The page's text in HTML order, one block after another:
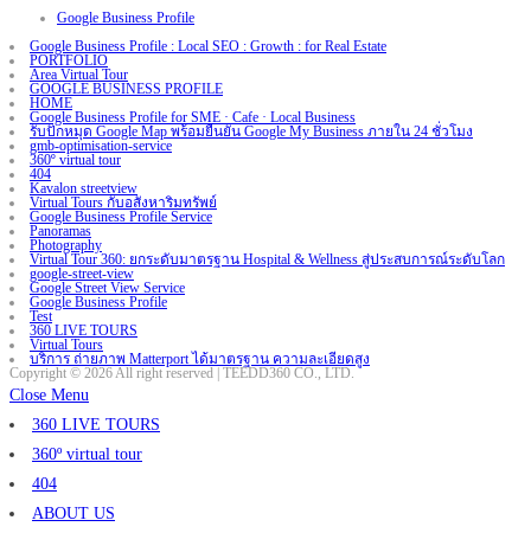
Google Business Profile
Google Business Profile : Local SEO : Growth : for Real Estate
PORTFOLIO
Area Virtual Tour
GOOGLE BUSINESS PROFILE
HOME
Google Business Profile for SME · Cafe · Local Business
รับปักหมุด Google Map พร้อมยืนยัน Google My Business ภายใน 24 ชั่วโมง
gmb-optimisation-service
360º virtual tour
404
Kavalon streetview
Virtual Tours กับอสังหาริมทรัพย์
Google Business Profile Service
Panoramas
Photography
Virtual Tour 360: ยกระดับมาตรฐาน Hospital & Wellness สู่ประสบการณ์ระดับโลก
google-street-view
Google Street View Service
Google Business Profile
Test
360 LIVE TOURS
Virtual Tours
บริการ ถ่ายภาพ Matterport ได้มาตรฐาน ความละเอียดสูง
Copyright © 2026 All right reserved | TEEDD360 CO., LTD.
Close Menu
360 LIVE TOURS
360º virtual tour
404
ABOUT US